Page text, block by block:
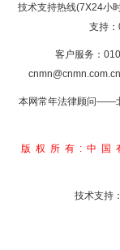
技术支持热线(7X24小
支持
客户服务：
cnmn@cnmn.com.cn
本网常年法律顾问——
版权所有:中国
技术支持